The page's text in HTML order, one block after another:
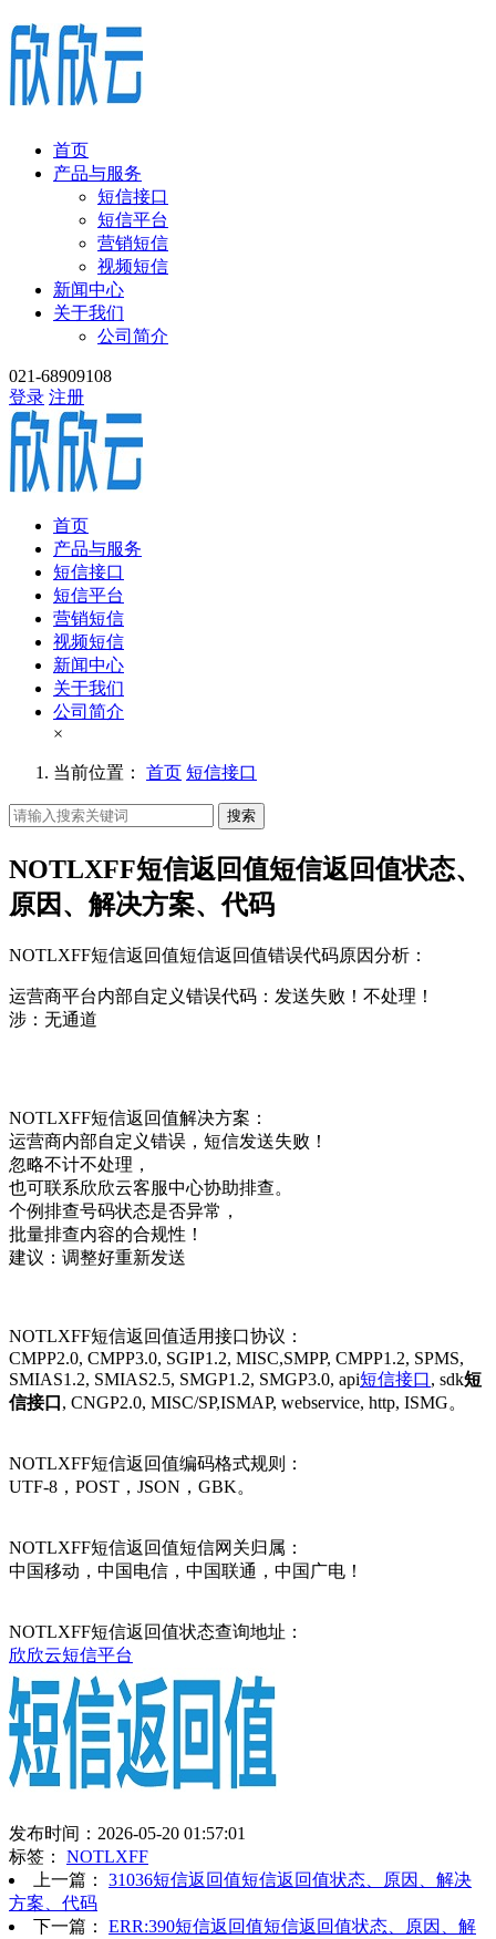
首页
产品与服务
短信接口
短信平台
营销短信
视频短信
新闻中心
关于我们
公司简介
021-68909108
登录 注册
首页
产品与服务
短信接口
短信平台
营销短信
视频短信
新闻中心
关于我们
公司简介
×
当前位置： 首页 短信接口
搜索
NOTLXFF短信返回值短信返回值状态、
原因、解决方案、代码
NOTLXFF短信返回值短信返回值错误代码原因分析：
运营商平台内部自定义错误代码：发送失败！不处理！
涉：无通道
NOTLXFF短信返回值解决方案：
运营商内部自定义错误，短信发送失败！
忽略不计不处理，
也可联系欣欣云客服中心协助排查。
个例排查号码状态是否异常，
批量排查内容的合规性！
建议：调整好重新发送
NOTLXFF短信返回值适用接口协议：
CMPP2.0, CMPP3.0, SGIP1.2, MISC,SMPP, CMPP1.2, SPMS,
SMIAS1.2, SMIAS2.5, SMGP1.2, SMGP3.0, api短信接口, sdk短
信接口 , CNGP2.0, MISC/SP,ISMAP, webservice, http, ISMG。
NOTLXFF短信返回值编码格式规则：
UTF-8，POST，JSON，GBK。
NOTLXFF短信返回值短信网关归属：
中国移动，中国电信，中国联通，中国广电！
NOTLXFF短信返回值状态查询地址：
欣欣云短信平台
发布时间：2026-05-20 01:57:01
标签： NOTLXFF
上一篇： 31036短信返回值短信返回值状态、原因、解决
方案、代码
下一篇： ERR:390短信返回值短信返回值状态、原因、解